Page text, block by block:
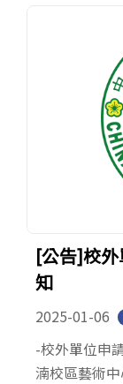
[公告]校
知
2025-01-06
-校外單位申
湳校區藝術